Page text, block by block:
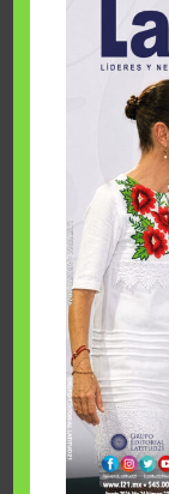
En Jamaica, GAP
Kingston,
Caribe. En total,
pasajeros,
Los aeropuertos
del gobierno
años desde 1998,
modernizar y
aeroportuarios.
Montego Bay fue
iniciando su
Con esta amplia